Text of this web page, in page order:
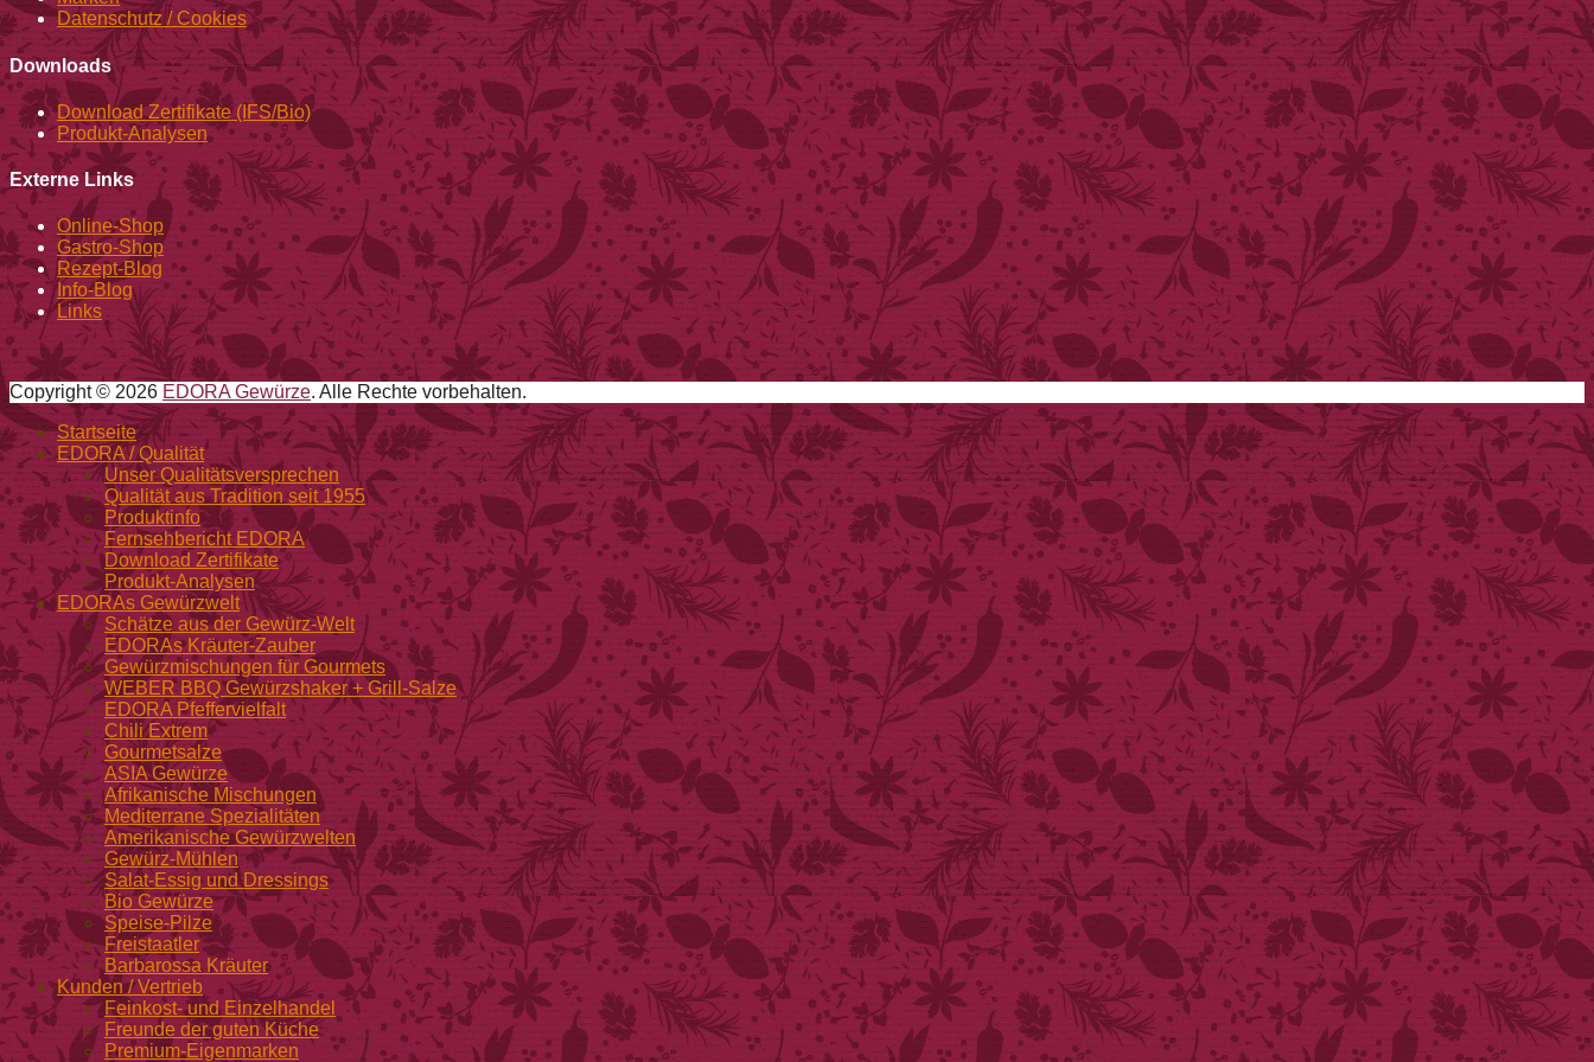
Datenschutz / Cookies
Downloads
Download Zertifikate (IFS/Bio)
Produkt-Analysen
Externe Links
Online-Shop
Gastro-Shop
Rezept-Blog
Info-Blog
Links
Copyright © 2026 EDORA Gewürze. Alle Rechte vorbehalten.
Nach
oben Startseite
EDORA / Qualität
Unser Qualitätsversprechen
Qualität aus Tradition seit 1955
Produktinfo
Fernsehbericht EDORA
Download Zertifikate
Produkt-Analysen
EDORAs Gewürzwelt
Schätze aus der Gewürz-Welt
EDORAs Kräuter-Zauber
Gewürzmischungen für Gourmets
WEBER BBQ Gewürzshaker + Grill-Salze
EDORA Pfeffervielfalt
Chili Extrem
Gourmetsalze
ASIA Gewürze
Afrikanische Mischungen
Mediterrane Spezialitäten
Amerikanische Gewürzwelten
Gewürz-Mühlen
Salat-Essig und Dressings
Bio Gewürze
Speise-Pilze
Freistaatler
Barbarossa Kräuter
Kunden / Vertrieb
Feinkost- und Einzelhandel
Freunde der guten Küche
Premium-Eigenmarken